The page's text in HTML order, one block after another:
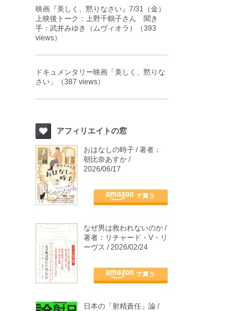
映画『美しく、黙りなさい』7/31（金）
上映後トーク：上野千鶴子さん 聞き
手：武井みゆき（ムヴィオラ）（393
views）
ドキュメンタリー映画「美しく、黙りな
さい」（387 views）
アフィリエイトの窓
おはなしの時子 / 著者：
朝比奈あすか /
2026/06/17
なぜ男は救われないのか /
著者：リチャード・V・リ
ーヴス / 2026/02/24
日本の「射精責任」論 /